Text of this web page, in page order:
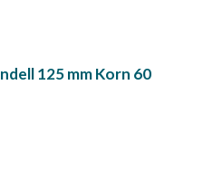
125 mm Korn 60